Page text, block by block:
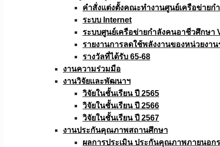
คำสั่งแต่งตั้งคณะทำงานศูนย์เครือข่าย
ระบบ Internet
ระบบศูนย์เครือข่ายกำลังคนอาชีวศึกษา
รายงานการลดใช้พลังงานของหน่วยงา
รางวัลที่ได้รับ 65-68
งานความร่วมมือ
งานวิจัยเเละพัฒนาฯ
วิจัยในชั้นเรียน ปี 2565
วิจัยในชั้นเรียน ปี 2566
วิจัยในชั้นเรียน ปี 2567
งานประกันคุณภาพสถานศึกษา
ผลการประเมิน ประกันคุณภาพภายนอก